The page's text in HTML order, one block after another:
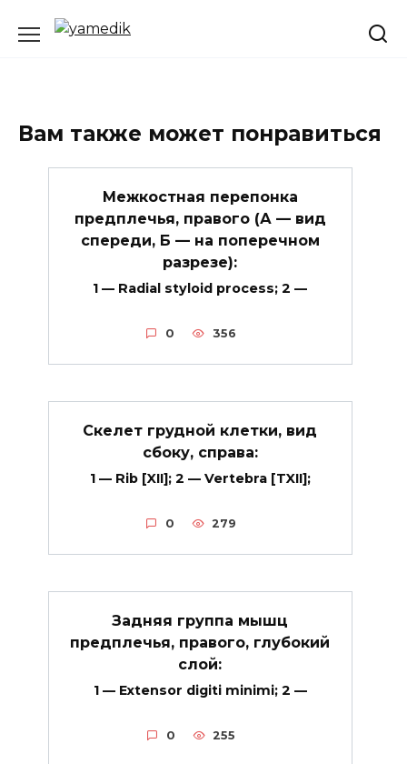
Вам также может понравиться
Межкостная перепонка
предплечья, правого (А — вид
спереди, Б — на поперечном
разрезе):
1 — Radial styloid process; 2 —
0 356
Скелет грудной клетки, вид
сбоку, справа:
1 — Rib [XII]; 2 — Vertebra [TXII];
0 279
Задняя группа мышц
предплечья, правого, глубокий
слой:
1 — Extensor digiti minimi; 2 —
0 255